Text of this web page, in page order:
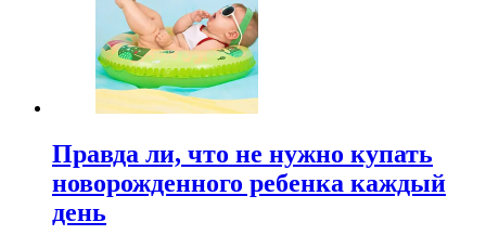
Правда ли, что не нужно купать
новорожденного ребенка каждый
день